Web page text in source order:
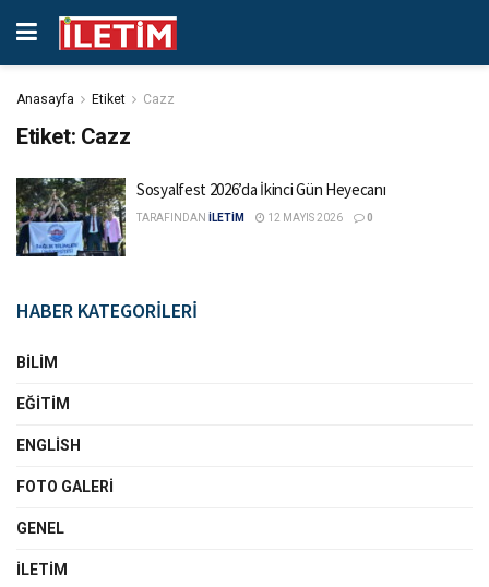
Anasayfa Etiket Cazz
Etiket: Cazz
Sosyalfest 2026’da İkinci Gün Heyecanı
TARAFINDAN İLETİM 12 MAYIS 2026 0
HABER KATEGORİLERİ
BILIM
EĞITIM
ENGLISH
FOTO GALERI
GENEL
İLETIM